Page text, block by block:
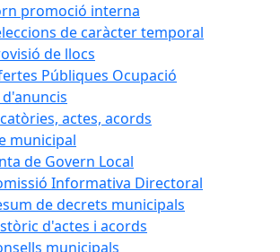
promoció interna
de caràcter temporal
de llocs
Públiques Ocupació
actes, acords
municipal
de Govern Local
Informativa Directoral
de decrets municipals
d'actes i acords
municipals